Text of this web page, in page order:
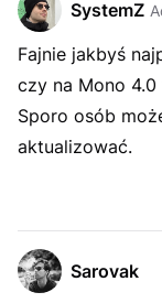
SystemZ
Fajnie jakbyś
czy na Mono
Sporo osób
aktualizować.
Sarovak